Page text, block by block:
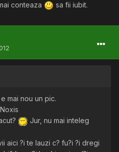
conteaza sa fii iubit.
mai nou un pic.
Jur, nu mai inteleg
aici ?i te lauzi c? fu?i ?i dregi